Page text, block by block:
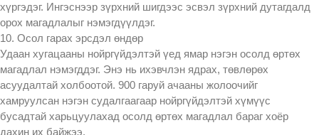
хүргэдэг. Ингэснээр зүрхний шигдээс эсвэл зүрхний дутагдалд
орох магадлалыг нэмэгдүүлдэг.
10. Осол гарах эрсдэл өндөр
Удаан хугацааны нойргүйдэлтэй үед ямар нэгэн осолд өртөх
магадлал нэмэгддэг. Энэ нь ихэвчлэн ядрах, төвлөрөх
асуудалтай холбоотой. 900 гаруй ачааны жолоочийг
хамруулсан нэгэн судалгаагаар нойргүйдэлтэй хүмүүс
бусадтай харьцуулахад осолд өртөх магадлал бараг хоёр
дахин их байжээ.